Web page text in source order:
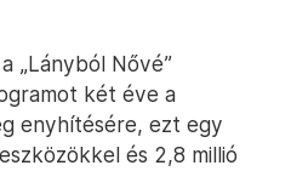
„Lányból Nővé”
két éve a
enyhítésére, ezt egy
és 2,8 millió